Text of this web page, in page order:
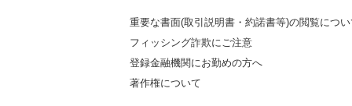
重要な書面(取引説明書・約諾書等)の閲覧につ
フィッシング詐欺にご注意
登録金融機関にお勤めの方へ
著作権について